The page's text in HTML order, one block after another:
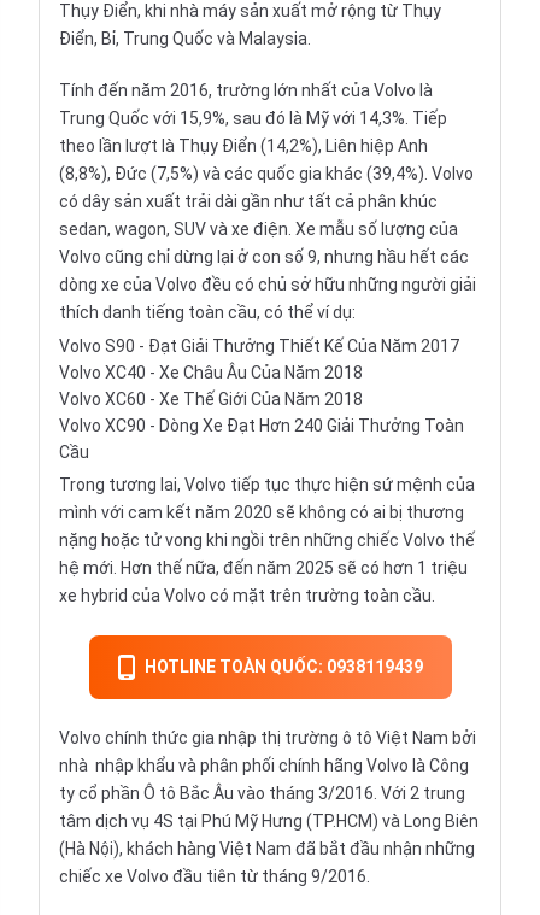
Thụy Điển, khi nhà máy sản xuất mở rộng từ Thụy
Điển, Bỉ, Trung Quốc và Malaysia.
Tính đến năm 2016, trường lớn nhất của Volvo là
Trung Quốc với 15,9%, sau đó là Mỹ với 14,3%. Tiếp
theo lần lượt là Thụy Điển (14,2%), Liên hiệp Anh
(8,8%), Đức (7,5%) và các quốc gia khác (39,4%). Volvo
có dây sản xuất trải dài gần như tất cả phân khúc
sedan, wagon, SUV và xe điện. Xe mẫu số lượng của
Volvo cũng chỉ dừng lại ở con số 9, nhưng hầu hết các
dòng xe của Volvo đều có chủ sở hữu những người giải
thích danh tiếng toàn cầu, có thể ví dụ:
Volvo S90 - Đạt Giải Thưởng Thiết Kế Của Năm 2017
Volvo XC40 - Xe Châu Âu Của Năm 2018
Volvo XC60 - Xe Thế Giới Của Năm 2018
Volvo XC90 - Dòng Xe Đạt Hơn 240 Giải Thưởng Toàn
Cầu
Trong tương lai, Volvo tiếp tục thực hiện sứ mệnh của
mình với cam kết năm 2020 sẽ không có ai bị thương
nặng hoặc tử vong khi ngồi trên những chiếc Volvo thế
hệ mới. Hơn thế nữa, đến năm 2025 sẽ có hơn 1 triệu
xe hybrid của Volvo có mặt trên trường toàn cầu.
HOTLINE TOÀN QUỐC: 0938119439
Volvo chính thức gia nhập thị trường ô tô Việt Nam bởi
nhà nhập khẩu và phân phối chính hãng Volvo là Công
ty cổ phần Ô tô Bắc Âu vào tháng 3/2016. Với 2 trung
tâm dịch vụ 4S tại Phú Mỹ Hưng (TP.HCM) và Long Biên
(Hà Nội), khách hàng Việt Nam đã bắt đầu nhận những
chiếc xe Volvo đầu tiên từ tháng 9/2016.